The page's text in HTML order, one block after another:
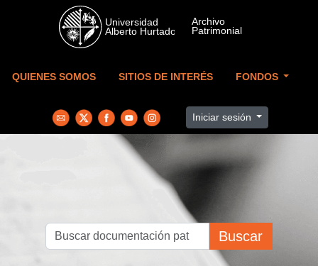
Skip to main content
QUIENES SOMOS SITIOS DE INTERÉS FONDOS
Iniciar sesión
Buscar